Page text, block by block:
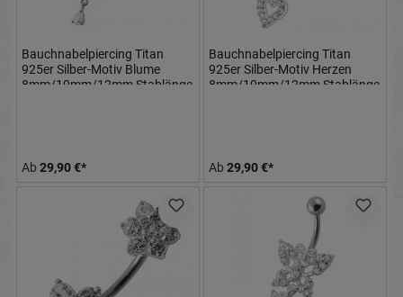
Bauchnabelpiercing Titan
925er Silber-Motiv Blume
8mm/10mm/12mm Stablänge
Ab 29,90 €*
Bauchnabelpiercing Titan
925er Silber-Motiv Herzen
8mm/10mm/12mm Stablänge
Ab 29,90 €*